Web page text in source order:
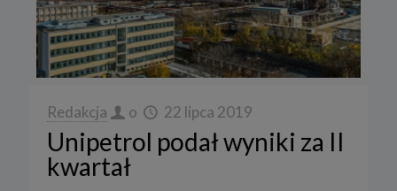
Redakcja o 22 lipca 2019
Unipetrol podał wyniki za II
kwartał